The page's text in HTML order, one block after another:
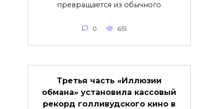
превращается из обычного
0 651
Третья часть «Иллюзии
обмана» установила кассовый
рекорд голливудского кино в